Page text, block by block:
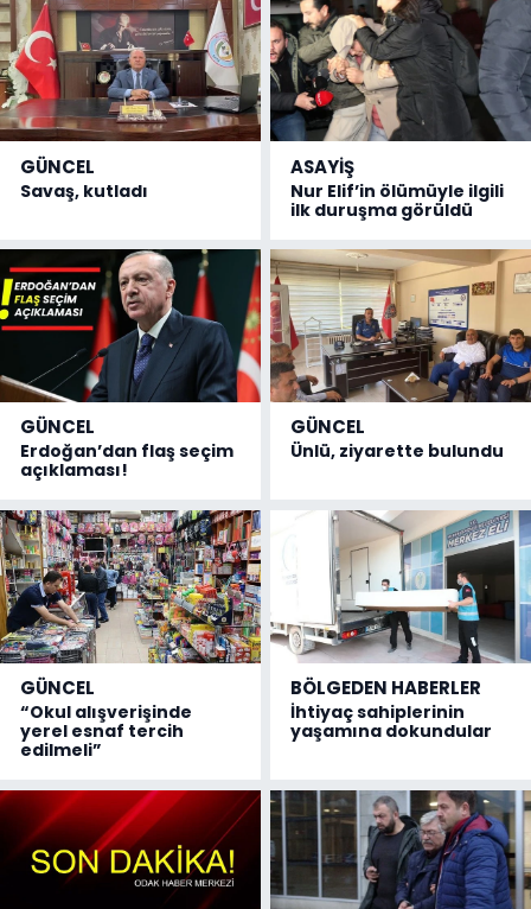
GÜNCEL
Savaş, kutladı
ASAYİŞ
Nur Elif’in ölümüyle ilgili
ilk duruşma görüldü
GÜNCEL
Erdoğan’dan flaş seçim
açıklaması!
GÜNCEL
Ünlü, ziyarette bulundu
GÜNCEL
“Okul alışverişinde
yerel esnaf tercih
edilmeli”
BÖLGEDEN HABERLER
İhtiyaç sahiplerinin
yaşamına dokundular